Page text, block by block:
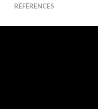
RÉFÉRENCES